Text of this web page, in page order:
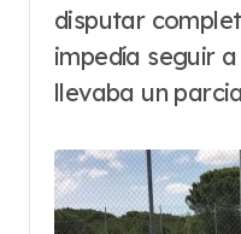
disputar
impedía seguir
llevaba un